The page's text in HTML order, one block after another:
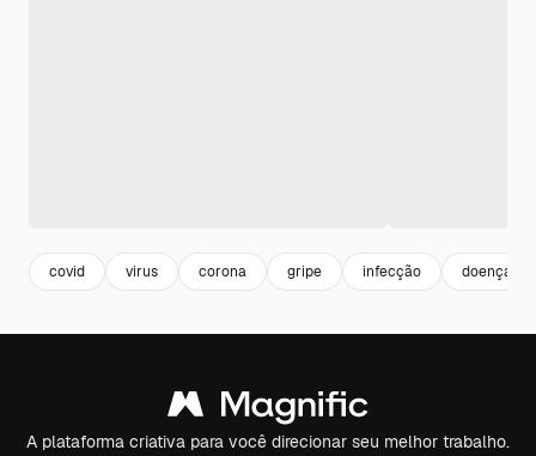
covid virus corona gripe infecção doença
A plataforma criativa para você direcionar seu melhor trabalho.